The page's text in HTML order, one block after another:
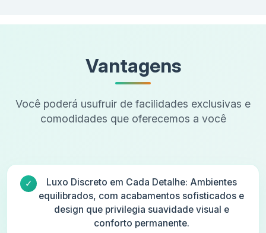
Vantagens
Você poderá usufruir de facilidades exclusivas e
comodidades que oferecemos a você
Luxo Discreto em Cada Detalhe: Ambientes
equilibrados, com acabamentos sofisticados e
design que privilegia suavidade visual e
conforto permanente.